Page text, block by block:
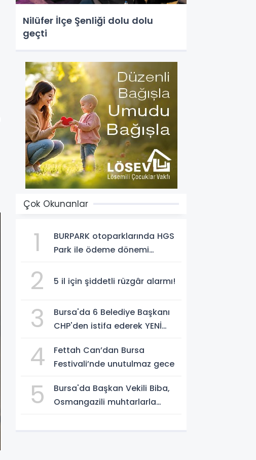
Nilüfer İlçe Şenliği dolu dolu
geçti
Çok Okunanlar
1
BURPARK otoparklarında HGS
Park ile ödeme dönemi
2 5 il için şiddetli rüzgâr alarmı!
3
Bursa'da 6 Belediye Başkanı
CHP'den istifa ederek YENİ
4
Fettah Can’dan Bursa
Festivali’nde unutulmaz gece
5
Bursa'da Başkan Vekili Biba,
Osmangazili muhtarlarla